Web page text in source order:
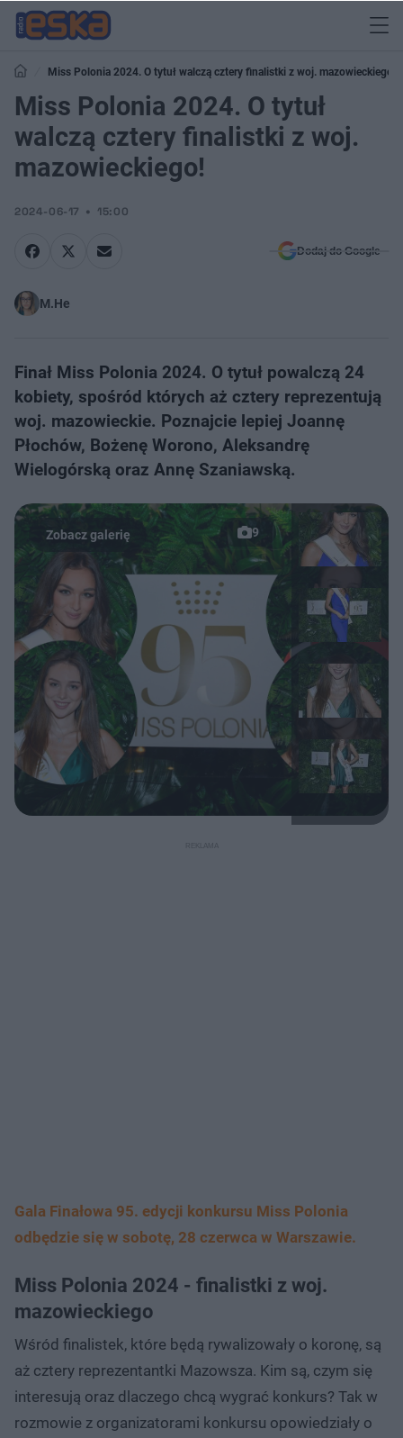
Miss Polonia 2024. O tytuł walczą cztery finalistki z woj. mazowieckiego!
Miss Polonia 2024. O tytuł
walczą cztery finalistki z woj.
mazowieckiego!
2024-06-17 15:00
Dodaj do Google
M.He
Finał Miss Polonia 2024. O tytuł powalczą 24
kobiety, spośród których aż cztery reprezentują
woj. mazowieckie. Poznajcie lepiej Joannę
Płochów, Bożenę Worono, Aleksandrę
Wielogórską oraz Annę Szaniawską.
9
Gala Finałowa 95. edycji konkursu Miss Polonia
odbędzie się w sobotę, 28 czerwca w Warszawie.
Miss Polonia 2024 - finalistki z woj.
mazowieckiego
Wśród finalistek, które będą rywalizowały o koronę, są
aż cztery reprezentantki Mazowsza. Kim są, czym się
interesują oraz dlaczego chcą wygrać konkurs? Tak w
rozmowie z organizatorami konkursu opowiedziały o